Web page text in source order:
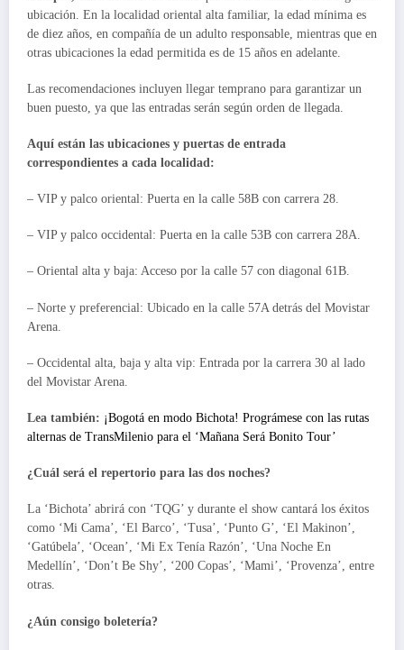
ubicación. En la localidad oriental alta familiar, la edad mínima es
de diez años, en compañía de un adulto responsable, mientras que en
otras ubicaciones la edad permitida es de 15 años en adelante.
Las recomendaciones incluyen llegar temprano para garantizar un
buen puesto, ya que las entradas serán según orden de llegada.
Aquí están las ubicaciones y puertas de entrada
correspondientes a cada localidad:
– VIP y palco oriental: Puerta en la calle 58B con carrera 28.
– VIP y palco occidental: Puerta en la calle 53B con carrera 28A.
– Oriental alta y baja: Acceso por la calle 57 con diagonal 61B.
– Norte y preferencial: Ubicado en la calle 57A detrás del Movistar
Arena.
– Occidental alta, baja y alta vip: Entrada por la carrera 30 al lado
del Movistar Arena.
Lea también: ¡Bogotá en modo Bichota! Prográmese con las rutas
alternas de TransMilenio para el ‘Mañana Será Bonito Tour’
¿Cuál será el repertorio para las dos noches?
La ‘Bichota’ abrirá con ‘TQG’ y durante el show cantará los éxitos
como ‘Mi Cama’, ‘El Barco’, ‘Tusa’, ‘Punto G’, ‘El Makinon’,
‘Gatúbela’, ‘Ocean’, ‘Mi Ex Tenía Razón’, ‘Una Noche En
Medellín’, ‘Don’t Be Shy’, ‘200 Copas’, ‘Mami’, ‘Provenza’, entre
otras.
¿Aún consigo boletería?